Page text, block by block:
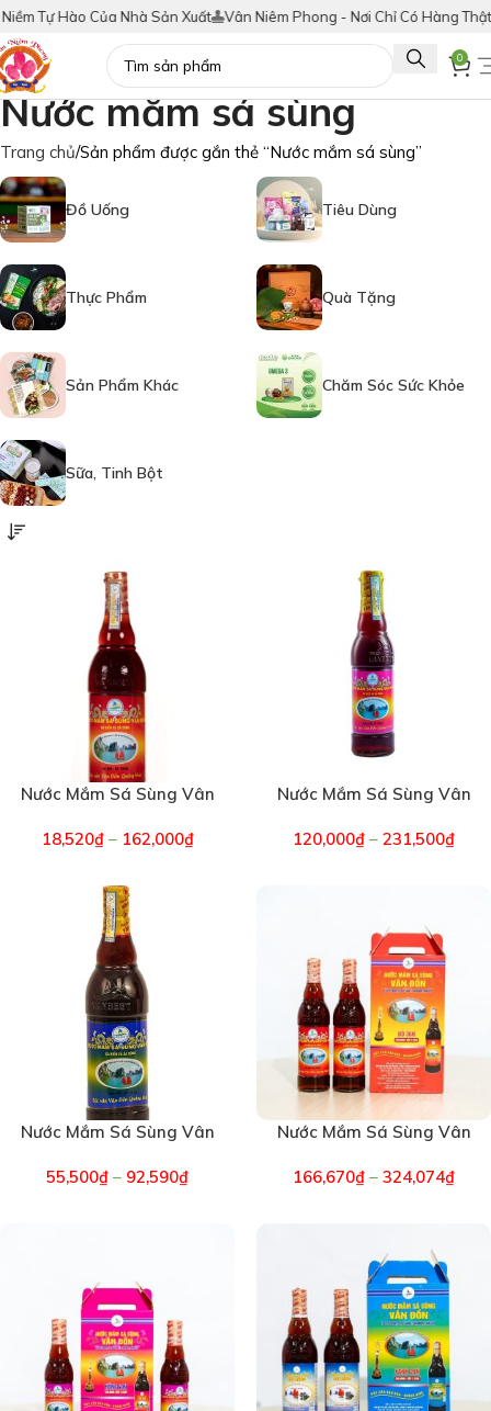
Tự Hào Của Nhà Sản Xuất Vân Niêm Phong - Nơi Chỉ Có Hàng Thật!
0
Nước mắm sá sùng
Trang chủ Sản phẩm được gắn thẻ “Nước mắm sá sùng”
Đồ Uống Tiêu Dùng
Thực Phẩm Quà Tặng
Sản Phẩm Khác Chăm Sóc Sức Khỏe
Sữa, Tinh Bột
Nước Mắm Sá Sùng Vân
(3302)
18,520₫– 162,000₫
Nước Mắm Sá Sùng Vân
đạm (3321)
120,000₫ – 231,500₫
Nước Mắm Sá Sùng Vân
đạm (3329)
55,500₫ – 92,590₫
Nước Mắm Sá Sùng Vân
2 Chai (3289)
166,670₫ – 324,074₫